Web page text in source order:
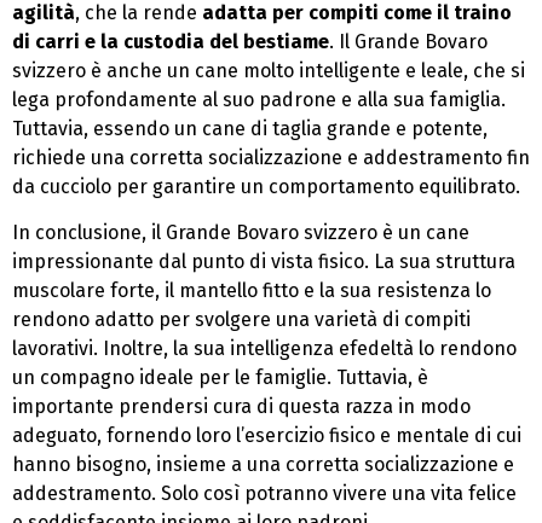
agilità, che la rende adatta per compiti come il traino
di carri e la custodia del bestiame. Il Grande Bovaro
svizzero è anche un cane molto intelligente e leale, che si
lega profondamente al suo padrone e alla sua famiglia.
Tuttavia, essendo un cane di taglia grande e potente,
richiede una corretta socializzazione e addestramento fin
da cucciolo per garantire un comportamento equilibrato.
In conclusione, il Grande Bovaro svizzero è un cane
impressionante dal punto di vista fisico. La sua struttura
muscolare forte, il mantello fitto e la sua resistenza lo
rendono adatto per svolgere una varietà di compiti
lavorativi. Inoltre, la sua intelligenza efedeltà lo rendono
un compagno ideale per le famiglie. Tuttavia, è
importante prendersi cura di questa razza in modo
adeguato, fornendo loro l’esercizio fisico e mentale di cui
hanno bisogno, insieme a una corretta socializzazione e
addestramento. Solo così potranno vivere una vita felice